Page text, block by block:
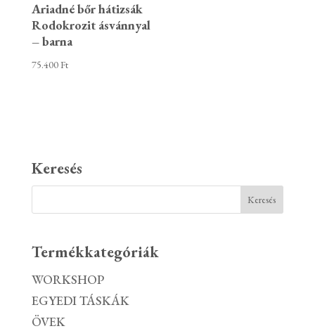
Ariadné bőr hátizsák
Rodokrozit ásvánnyal
– barna
75.400Ft
Keresés
Termékkategóriák
WORKSHOP
EGYEDI TÁSKÁK
ÖVEK